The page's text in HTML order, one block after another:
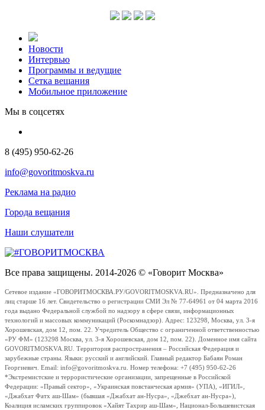
Новости
Интервью
Программы и ведущие
Сетка вещания
Мобильное приложение
Мы в соцсетях
8 (495) 950-62-26
info@govoritmoskva.ru
Реклама на радио
Города вещания
Наши слушатели
Все права защищены. 2014-2026 © «Говорит Москва»
Сетевое издание «ГОВОРИТМОСКВА.РУ/GOVORITMOSKVA.RU». Предназначено для
лиц старше 16 лет. Свидетельство о регистрации СМИ Эл № 77-64961 от 04 марта 2016
года выдано Федеральной службой по надзору в сфере связи, информационных
технологий и массовых коммуникаций (Роскомнадзор). Адрес: 123298, Москва, ул. 3-я
Хорошевская, дом 12, пом. 22. Учредитель Общество с ограниченной ответственностью
«РУ ФМ» (123298 Москва, ул. 3-я Хорошевская, дом 12, пом. 22). Доменное имя сайта
GOVORITMOSKVA.RU. Территория распространения – Российская Федерация и
зарубежные страны. Языки: русский и английский. Главный редактор Бабаян Роман
Георгиевич. Email: info@govoritmoskva.ru. Номер телефона: +7 (495) 950-62-26
*Экстремистские и террористические организации, запрещенные в Российской
Федерации: «Правый сектор», «Украинская повстанческая армия» (УПА), «ИГИЛ»,
«Джабхат Фатх аш-Шам» (бывшая «Джабхат ан-Нусра», «Джебхат ан-Нусра»),
Коалиция исламских группировок «Хайят Тахрир аш-Шам», Национал-Большевистская